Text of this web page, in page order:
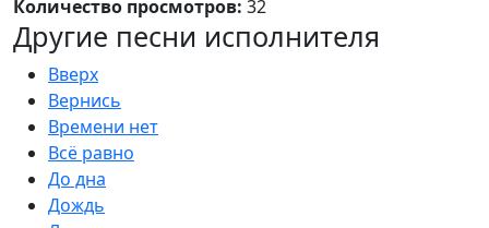
Количество просмотров: 32
Другие песни исполнителя
Вверх
Вернись
Времени нет
Всё равно
До дна
Дождь